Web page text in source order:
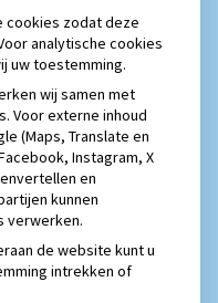
kabinet omhoog
ziekte meer: aantal
cookies zodat deze
analytische cookies
uw toestemming.
wij samen met
Voor externe inhoud
(Maps, Translate en
Instagram, X
en
kunnen
verwerken.
de website kunt u
intrekken of